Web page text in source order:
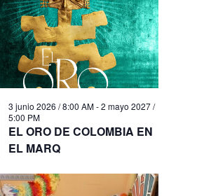
EL ORO DE COLOMBIA EN
EL MARQ
3 junio 2026 / 8:00 AM-2 mayo 2027 /
5:00 PM